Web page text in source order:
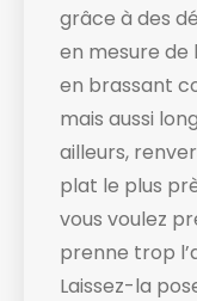
grâce à des
en mesure de
en brassant
mais aussi
ailleurs,
plat le plus
vous voulez
prenne trop
Laissez-la